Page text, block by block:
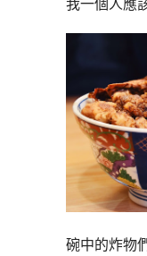
碗中的炸物